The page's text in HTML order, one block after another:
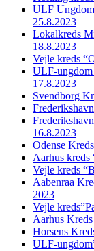
ULF
25.8.2023
Lokalkreds
18.8.2023
Vejle kreds
ULF-ungdom
17.8.2023
Svendborg
16.8.2023
Odense
Aarhus kreds
Vejle kreds
Aabenraa
2023
Vejle
Aarhus
Horsens
ULF-